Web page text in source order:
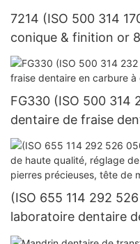
7214 (ISO 500 314
conique & finition or
dentaire fraise de
FG330 (ISO 500 314
dentaire de fraise
vitesse certifié CE ISO
(ISO 655 114 292
laboratoire dentaire
la pierre dentaire,